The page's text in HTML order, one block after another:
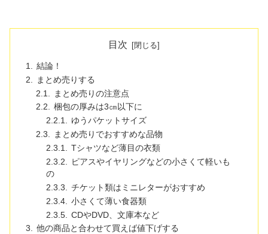
目次
結論！
まとめ売りする
まとめ売りの注意点
梱包の厚みは3㎝以下に
ゆうパケットサイズ
まとめ売りでおすすめな品物
Tシャツなど薄目の衣類
ピアスやイヤリングなどの小さくて軽いも
の
チケット類はミニレターがおすすめ
小さくて薄い食器類
CDやDVD、文庫本など
他の商品と合わせて買えば値下げする